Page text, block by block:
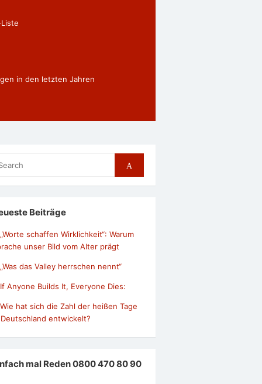
in den letzten Jahren
Search
Beiträge
„Worte schaffen Wirklichkeit“: Warum
unser Bild vom Alter prägt
„Was das Valley herrschen nennt“
If Anyone Builds It, Everyone Dies:
Wie hat sich die Zahl der heißen Tage
entwickelt?
mal Reden 0800 470 80 90